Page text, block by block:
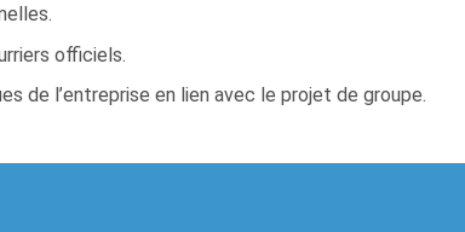
officiels.
de l’entreprise en lien avec le projet de groupe.